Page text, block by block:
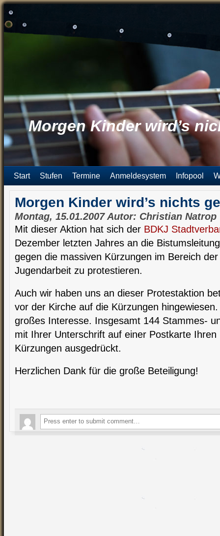
Morgen Kinder wird’s
Start Stufen Termine Anmeldesystem Infopool
Morgen Kinder wird’s nichts
Montag, 15.01.2007 Autor: Christian Natrop
Mit dieser Aktion hat sich der BDKJ
Dezember letzten Jahres an die
gegen die massiven Kürzungen im Bereich
Jugendarbeit zu protestieren.
Auch wir haben uns an dieser Protestaktion
vor der Kirche auf die Kürzungen
großes Interesse. Insgesamt 144 Stammes-
mit Ihrer Unterschrift auf einer Postkarte
Kürzungen ausgedrückt.
Herzlichen Dank für die große Beteiligung!